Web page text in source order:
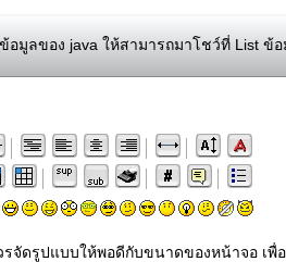
อมูลของ java ให้สามารถมาโชว์ที่ List ข้
รจัดรูปแบบให้พอดีกับขนาดของหน้าจอ เ